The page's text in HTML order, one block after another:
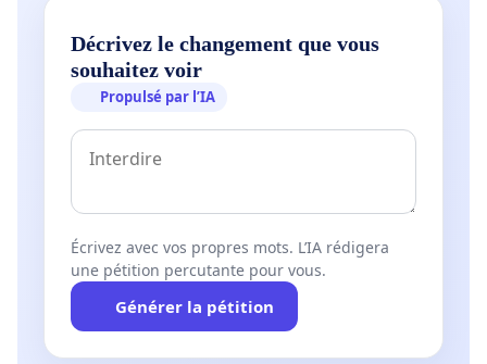
Décrivez le changement que vous
souhaitez voir
Propulsé par l’IA
Écrivez avec vos propres mots. L’IA rédigera
une pétition percutante pour vous.
Générer la pétition